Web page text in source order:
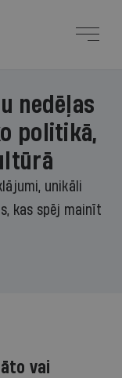
nedēļas
politikā,
unikāli
kas spēj mainīt
vai